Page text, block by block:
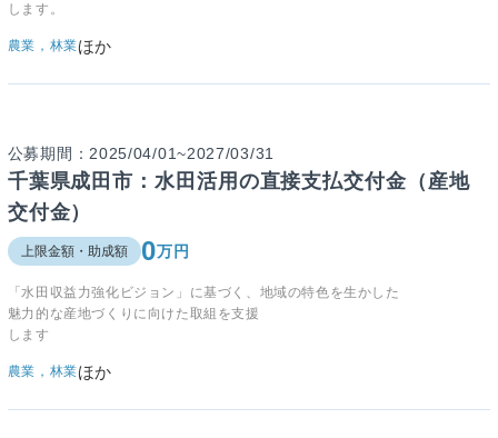
します。
農業，林業ほか
公募期間：2025/04/01~2027/03/31
千葉県成田市：水田活用の直接支払交付金（産地
交付金）
上限金額・助成額 0万円
「水田収益力強化ビジョン」に基づく、地域の特色を生かした
魅力的な産地づくりに向けた取組を支援
します
農業，林業ほか